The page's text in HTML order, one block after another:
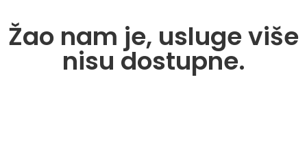
Žao nam je, usluge više
nisu dostupne.